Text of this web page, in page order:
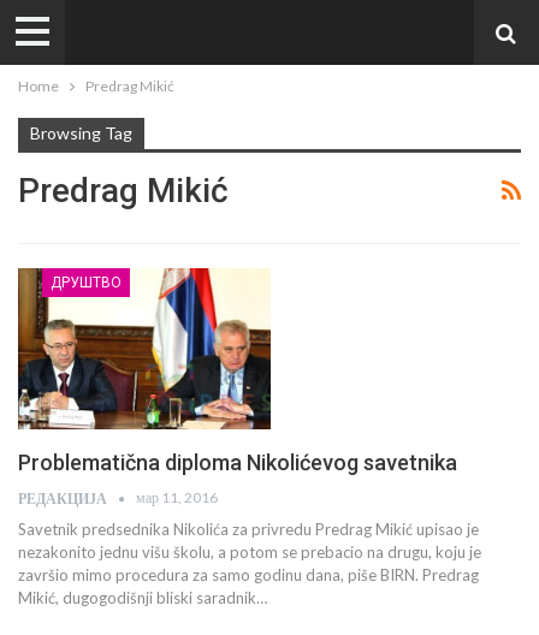
Home Predrag Mikić
Browsing Tag
Predrag Mikić
ДРУШТВО
Problematična diploma Nikolićevog savetnika
РЕДАКЦИЈА мар 11, 2016
Savetnik predsednika Nikolića za privredu Predrag Mikić upisao je
nezakonito jednu višu školu, a potom se prebacio na drugu, koju je
završio mimo procedura za samo godinu dana, piše BIRN. Predrag
Mikić, dugogodišnji bliski saradnik…